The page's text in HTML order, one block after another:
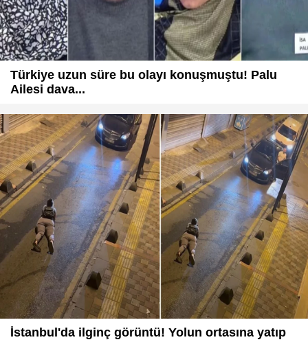
Türkiye uzun süre bu olayı konuşmuştu! Palu
Ailesi dava...
İstanbul'da ilginç görüntü! Yolun ortasına yatıp